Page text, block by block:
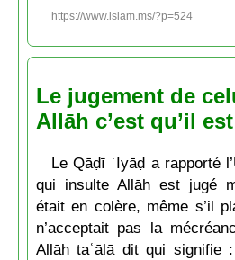
https://www.islam.ms/?p=524
Le jugement de
Allāh c’est qu’il
Le Qāḍī ʿIyāḍ a rapporté
qui insulte Allāh est jugé
était en colère, même s’il
n’acceptait pas la
Allāh taʿālā dit qui